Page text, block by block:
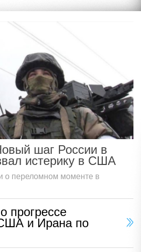
шаг России в
истерику в США
о переломном моменте в
прогрессе
и Ирана по